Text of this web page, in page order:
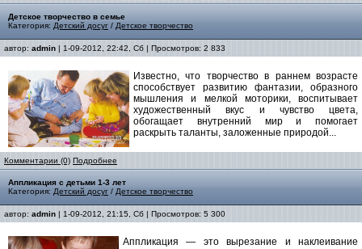
Детское творчество в семье
Категория: Детский досуг / Детское творчество
автор: admin | 1-09-2012, 22:42, Сб | Просмотров: 2 833
Известно, что творчество в раннем возрасте
способствует развитию фантазии, образного
мышления и мелкой моторики, воспитывает
художественный вкус и чувство цвета,
обогащает внутренний мир и помогает
раскрыть таланты, заложенные природой...
Комментарии (0) Подробнее
Аппликация с детьми 1-3 лет
Категория: Детский досуг / Детское творчество
автор: admin | 1-09-2012, 21:15, Сб | Просмотров: 5 300
Аппликация — это вырезание и наклеивание